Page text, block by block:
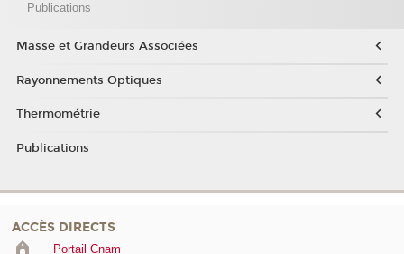
Publications
Masse et Grandeurs Associées
Rayonnements Optiques
Thermométrie
Publications
ACCÈS DIRECTS
Portail Cnam